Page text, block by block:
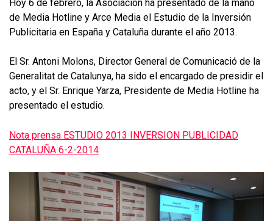
Hoy 6 de febrero, la Asociación ha presentado de la mano
de Media Hotline y Arce Media el Estudio de la Inversión
Publicitaria en España y Cataluña durante el año 2013.
El Sr. Antoni Molons, Director General de Comunicació de la
Generalitat de Catalunya, ha sido el encargado de presidir el
acto, y el Sr. Enrique Yarza, Presidente de Media Hotline ha
presentado el estudio.
Nota prensa ESTUDIO 2013 INVERSION PUBLICIDAD
CATALUÑA 6-2-2014